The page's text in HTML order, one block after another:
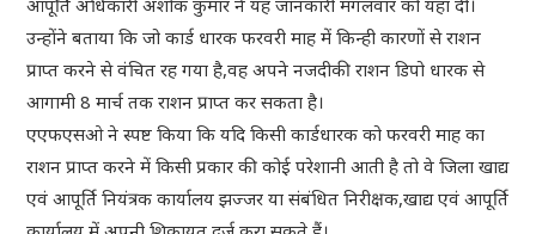
आपूर्ति अधिकारी अशोक कुमार ने यह जानकारी मंगलवार को यहां दी।
उन्होंने बताया कि जो कार्ड धारक फरवरी माह में किन्ही कारणों से राशन
प्राप्त करने से वंचित रह गया है,वह अपने नजदीकी राशन डिपो धारक से
आगामी 8 मार्च तक राशन प्राप्त कर सकता है।
एएफएसओ ने स्पष्ट किया कि यदि किसी कार्डधारक को फरवरी माह का
राशन प्राप्त करने में किसी प्रकार की कोई परेशानी आती है तो वे जिला खाद्य
एवं आपूर्ति नियंत्रक कार्यालय झज्जर या संबंधित निरीक्षक,खाद्य एवं आपूर्ति